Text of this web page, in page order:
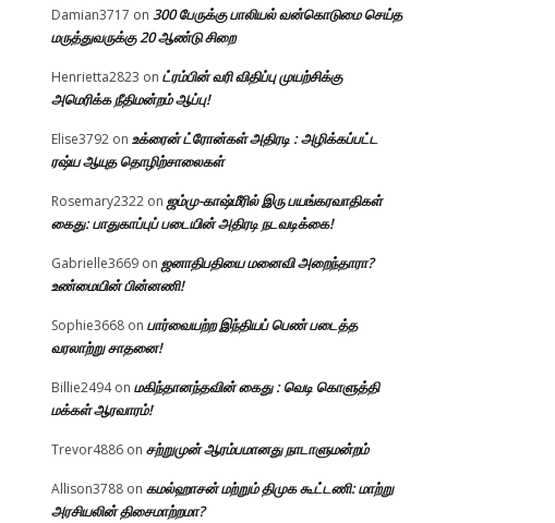
Damian3717 on 300 பேருக்கு பாலியல் வன்கொடுமை செய்த
மருத்துவருக்கு 20 ஆண்டு சிறை
Henrietta2823 on ட்ரம்பின் வரி விதிப்பு முயற்சிக்கு
அமெரிக்க நீதிமன்றம் ஆப்பு!
Elise3792 on உக்ரைன் ட்ரோன்கள் அதிரடி : அழிக்கப்பட்ட
ரஷ்ய ஆயுத தொழிற்சாலைகள்
Rosemary2322 on ஜம்மு-காஷ்மீரில் இரு பயங்கரவாதிகள்
கைது: பாதுகாப்புப் படையின் அதிரடி நடவடிக்கை!
Gabrielle3669 on ஜனாதிபதியை மனைவி அறைந்தாரா?
உண்மையின் பின்னணி!
Sophie3668 on பார்வையற்ற இந்தியப் பெண் படைத்த
வரலாற்று சாதனை!
Billie2494on மகிந்தானந்தவின் கைது : வெடி கொளுத்தி
மக்கள் ஆரவாரம்!
Trevor4886 on சற்றுமுன் ஆரம்பமானது நாடாளுமன்றம்
Allison3788 on கமல்ஹாசன் மற்றும் திமுக கூட்டணி: மாற்று
அரசியலின் திசைமாற்றமா?